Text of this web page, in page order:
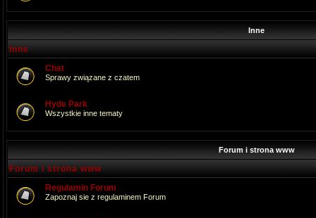
Inne
Inne
Chat
Sprawy związane z czatem
Hyde Park
Wszystkie inne tematy
Forum i strona www
Forum i strona www
Regulamin Forum
Zapoznaj sie z regulaminem Forum